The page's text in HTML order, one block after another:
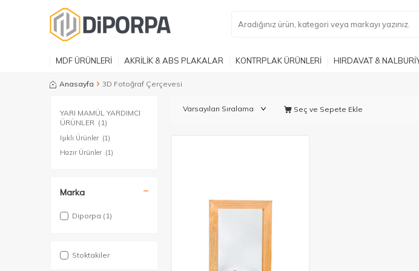
MDF ÜRÜNLERİ AKRİLİK & ABS PLAKALAR KONTRPLAK ÜRÜNLERİ HIRDAVAT &
Anasayfa 3D Fotoğraf Çerçevesi
YARI MAMÜL YARDIMCI
ÜRÜNLER (1)
Işıklı Ürünler (1)
Hazır Ürünler (1)
Marka
Diporpa (1)
Stoktakiler
Seç ve Sepete Ekle